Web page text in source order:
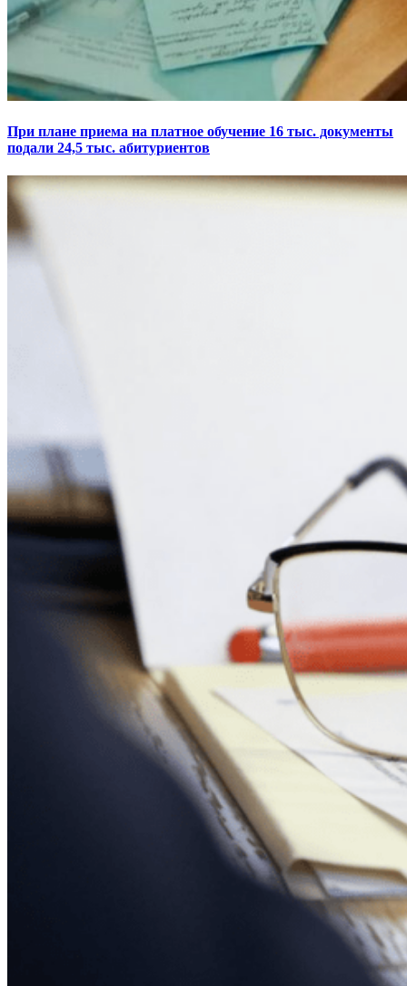
При плане приема на платное обучение 16 тыс. документы
подали 24,5 тыс. абитуриентов